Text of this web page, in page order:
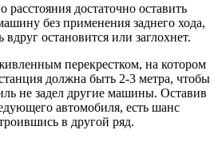
достаточно оставить
без применения заднего хода,
остановится или заглохнет.
перекрестком, на котором
должна быть 2-3 метра, чтобы
не задел другие машины. Оставив
автомобиля, есть шанс
в другой ряд.